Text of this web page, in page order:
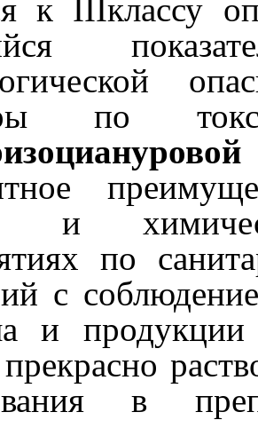
к IIIклассу
по
и
по
с
и продукции
в